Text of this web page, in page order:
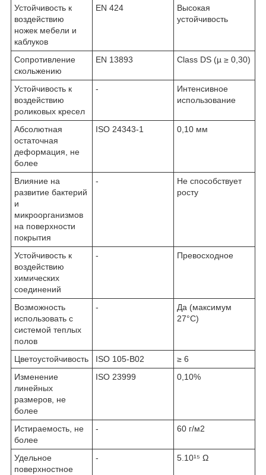
Устойчивость к
воздействию
ножек мебели и
каблуков
EN 424
Высокая
устойчивость
Сопротивление
скольжению
EN 13893 Class DS (µ ≥ 0,30)
Устойчивость к
воздействию
роликовых кресел
-
Интенсивное
использование
Абсолютная
остаточная
деформация, не
более
ISO 24343-1 0,10 мм
Влияние на
развитие бактерий
и
микроорганизмов
на поверхности
покрытия
-
Не способствует
росту
Устойчивость к
воздействию
химических
соединений
- Превосходное
Возможность
использовать с
системой теплых
полов
-
Да (максимум
27°C)
Цветоустойчивость ISO 105-B02
≥ 6
Изменение
линейных
размеров, не
более
ISO 23999 0,10%
Истираемость, не
более
- 60 г/м2
Удельное
поверхностное
- 5.10¹⁵ Ω